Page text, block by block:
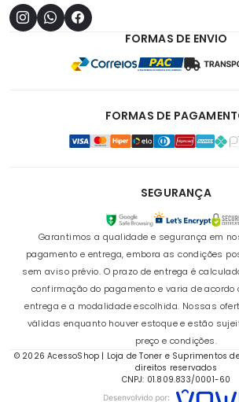
FORMAS DE ENVIO
FORMAS DE
SEGURANÇA
Garantimos a qualidade e segurança em
pagamento e entrega, embora as condições
sem aviso prévio. O prazo de entrega é
confirmação do pagamento e varia de acordo
entrega e a modalidade escolhida. Nossas
válidas enquanto houver estoque e estão
preço e condições.
© 2026 AcessoShop | Loja de Toner e Suprimentos
direitos reservados
CNPJ: 01.809.833/0001-60